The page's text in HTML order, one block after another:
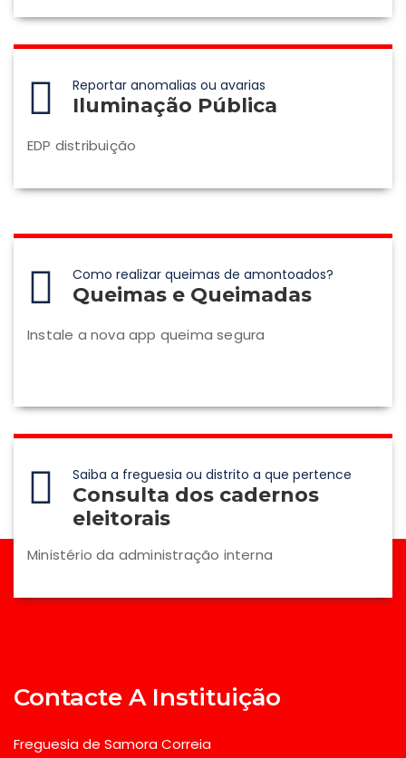
Reportar anomalias ou avarias
Iluminação Pública
EDP distribuição
Como realizar queimas de amontoados?
Queimas e Queimadas
Instale a nova app queima segura
Saiba a freguesia ou distrito a que pertence
Consulta dos cadernos
eleitorais
Ministério da administração interna
Contacte A Instituição
Freguesia de Samora Correia